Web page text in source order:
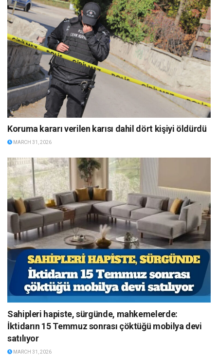
Koruma kararı verilen karısı dahil dört kişiyi öldürdü
MARCH 31, 2026
Sahipleri hapiste, sürgünde, mahkemelerde:
İktidarın 15 Temmuz sonrası çöktüğü mobilya devi
satılıyor
MARCH 31, 2026